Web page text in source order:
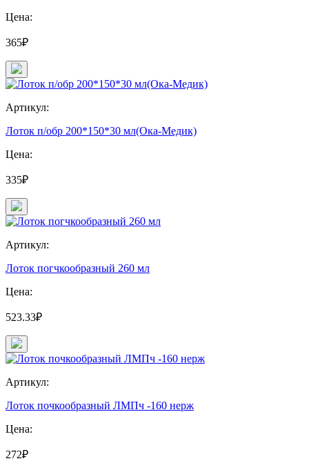
Цена:
365₽
Артикул:
Лоток п/обр 200*150*30 мл(Ока-Медик)
Цена:
335₽
Артикул:
Лоток погчкообразный 260 мл
Цена:
523.33₽
Артикул:
Лоток почкообразный ЛМПч -160 нерж
Цена:
272₽